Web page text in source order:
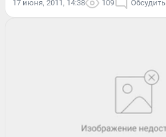
17 июня, 2011, 14:38 109 Обсудить